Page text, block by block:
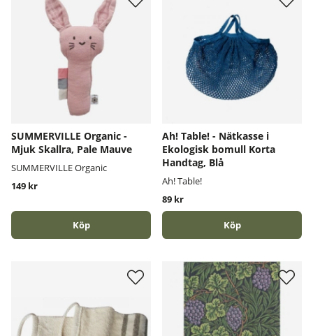
SUMMERVILLE Organic -
Mjuk Skallra, Pale Mauve
SUMMERVILLE Organic
149 kr
Köp
Ah! Table! - Nätkasse i
Ekologisk bomull Korta
Handtag, Blå
Ah! Table!
89 kr
Köp